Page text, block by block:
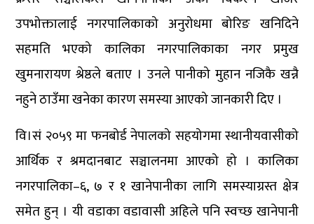
उपभोक्तालाई नगरपालिकाको अनुरोधमा बोरिङ खनिदिने
सहमति भएको कालिका नगरपालिकाका नगर प्रमुख
खुमनारायण श्रेष्ठले बताए । उनले पानीको मुहान नजिकै खन्नै
नहुने ठाउँमा खनेका कारण समस्या आएको जानकारी दिए ।
वि।सं २०५९ मा फनबोर्ड नेपालको सहयोगमा स्थानीयवासीको
आर्थिक र श्रमदानबाट सञ्चालनमा आएको हो । कालिका
नगरपालिका–६, ७ र १ खानेपानीका लागि समस्याग्रस्त क्षेत्र
समेत हुन् । यी वडाका वडावासी अहिले पनि स्वच्छ खानेपानी